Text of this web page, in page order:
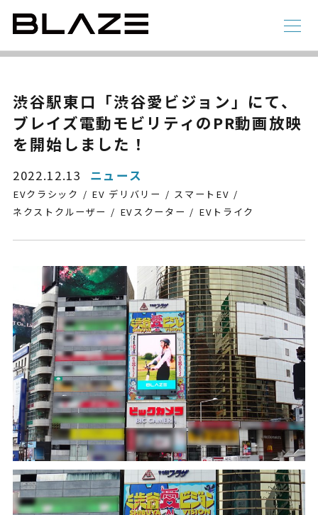
別途
電動アシスト自転車
STYLE e-BIKE
電動アシスト自転車
¥225,454（税込¥248,000）
詳細を見る
近くの店舗を見る
購入する
4 輪
NEWS
渋谷駅東口「渋谷愛ビジョン」にて、
ブレイズ電動モビリティのPR動画放映
を開始しました！
2022.12.13 ニュース
EVクラシック EV デリバリー
スマートEV
ネクストクルーザー
EVスクーター EVトライク